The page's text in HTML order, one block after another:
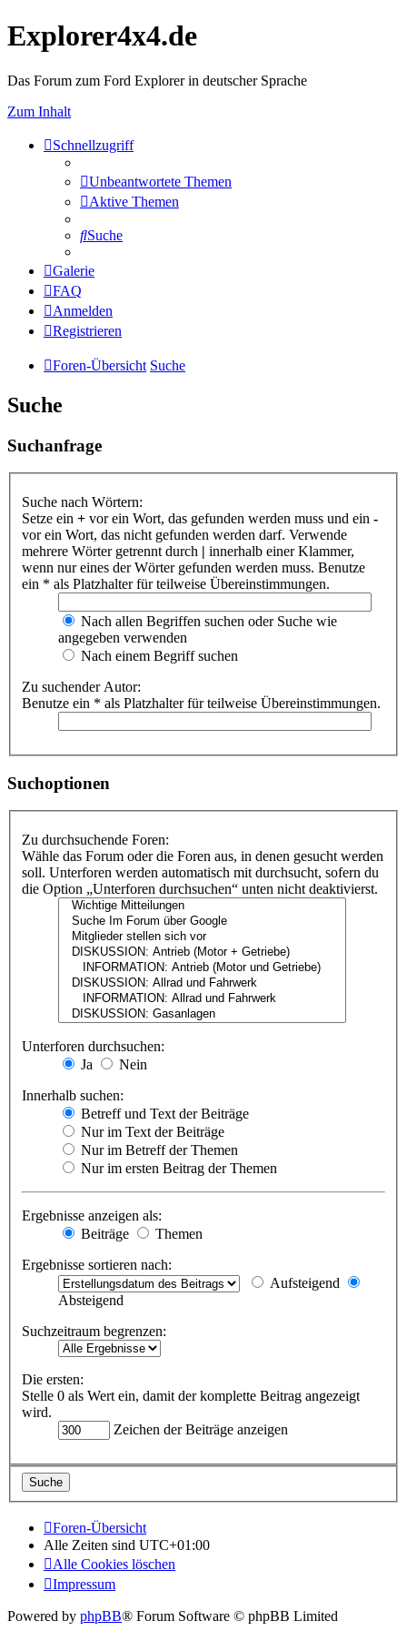
Explorer4x4.de
Das Forum zum Ford Explorer in deutscher Sprache
Zum Inhalt
Schnellzugriff
Unbeantwortete Themen
Aktive Themen
Suche
Galerie
FAQ
Anmelden
Registrieren
Foren-Übersicht Suche
Suche
Suchanfrage
Suche nach Wörtern:
Setze ein + vor ein Wort, das gefunden werden muss und ein -
vor ein Wort, das nicht gefunden werden darf. Verwende
mehrere Wörter getrennt durch | innerhalb einer Klammer,
wenn nur eines der Wörter gefunden werden muss. Benutze
ein * als Platzhalter für teilweise Übereinstimmungen.
Nach allen Begriffen suchen oder Suche wie
angegeben verwenden
Nach einem Begriff suchen
Zu suchender Autor:
Benutze ein * als Platzhalter für teilweise Übereinstimmungen.
Suchoptionen
Zu durchsuchende Foren:
Wähle das Forum oder die Foren aus, in denen gesucht werden
soll. Unterforen werden automatisch mit durchsucht, sofern du
die Option „Unterforen durchsuchen“ unten nicht deaktivierst.
Unterforen durchsuchen:
Ja
Nein
Innerhalb suchen:
Betreff und Text der Beiträge
Nur im Text der Beiträge
Nur im Betreff der Themen
Nur im ersten Beitrag der Themen
Ergebnisse anzeigen als:
Beiträge
Themen
Ergebnisse sortieren nach:
Aufsteigend
Absteigend
Suchzeitraum begrenzen:
Die ersten:
Stelle 0 als Wert ein, damit der komplette Beitrag angezeigt
wird.
Zeichen der Beiträge anzeigen
Foren-Übersicht
Alle Zeiten sind UTC+01:00
Alle Cookies löschen
Impressum
Powered by phpBB® Forum Software © phpBB Limited